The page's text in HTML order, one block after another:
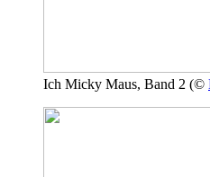
Ich Micky Maus, Band 2 (©